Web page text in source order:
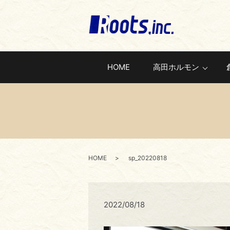
HOME 高田ホルモン
HOME sp_20220818
2022/08/18